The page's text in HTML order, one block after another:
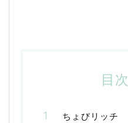
目次
ちょびリッチ